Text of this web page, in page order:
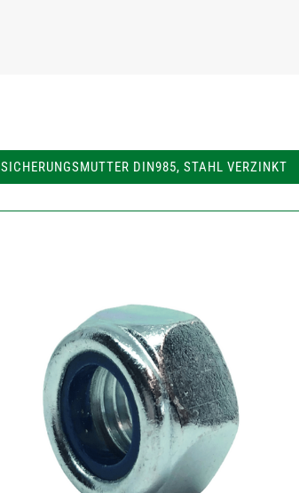
SICHERUNGSMUTTER DIN985, STAHL VERZINKT